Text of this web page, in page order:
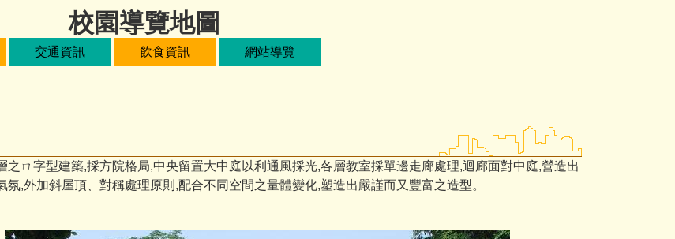
校園導覽地圖
交通資訊 飲食資訊 網站導覽
之ㄇ字型建築,採方院格局,中央留置大中庭以利通風採光,各層教室採單邊走廊處理,迴廊面對中庭,營造出
氛,外加斜屋頂、對稱處理原則,配合不同空間之量體變化,塑造出嚴謹而又豐富之造型。